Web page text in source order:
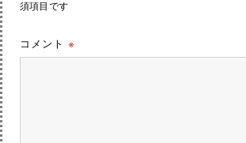
須項目です
コメント※